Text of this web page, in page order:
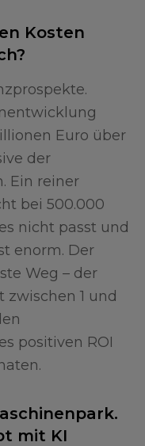
Kosten
Euro über
der
Ein reiner
bei 500.000
nicht passt und
enorm. Der
Weg – der
zwischen 1 und
positiven ROI
mit KI